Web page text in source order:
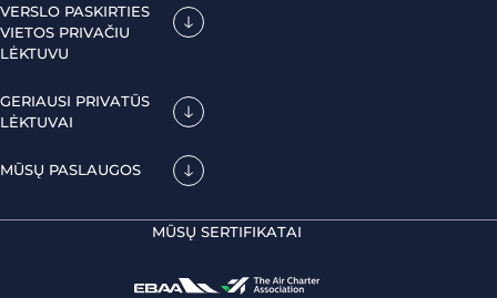
VERSLO PASKIRTIES
VIETOS PRIVAČIU
LĖKTUVU
GERIAUSI PRIVATŪS
LĖKTUVAI
MŪSŲ PASLAUGOS
MŪSŲ SERTIFIKATAI